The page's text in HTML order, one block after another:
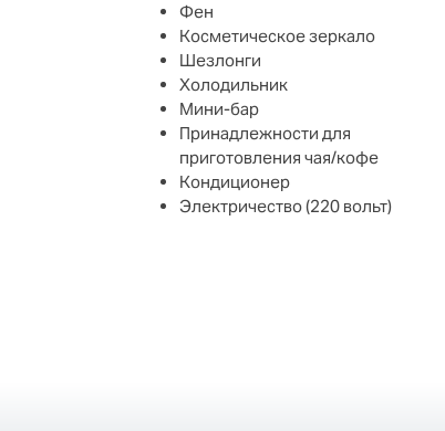
Фен
Косметическое зеркало
Шезлонги
Холодильник
Мини-бар
Принадлежности для
приготовления чая/кофе
Кондиционер
Электричество (220 вольт)